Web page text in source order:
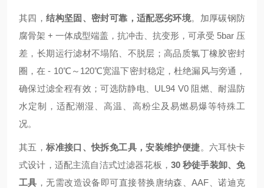
其四，结构坚固、密封可靠，适配恶劣环境。加厚碳钢防
腐骨架 + 一体成型端盖，抗冲击、抗变形，可承受 5bar 压
差，长期运行滤材不塌陷、不脱层；高品质氯丁橡胶密封
圈，在 - 10℃～120℃宽温下密封稳定，杜绝漏风与旁通，
确保过滤全程有效；可选防静电、UL94 V0 阻燃、耐温防
水定制，适配潮湿、高温、高粉尘及易燃易爆等特殊工
况。
其五，标准接口、快拆免工具，安装维护便捷。六耳快卡
式设计，适配主流自洁式过滤器花板， 30 秒徒手装卸、免
工具 ，无需改造设备即可直接替换唐纳森、AAF、诺迪克